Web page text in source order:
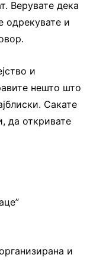
Верувате дека
одрекувате и
и
нешто што
Сакате
да откривате
и